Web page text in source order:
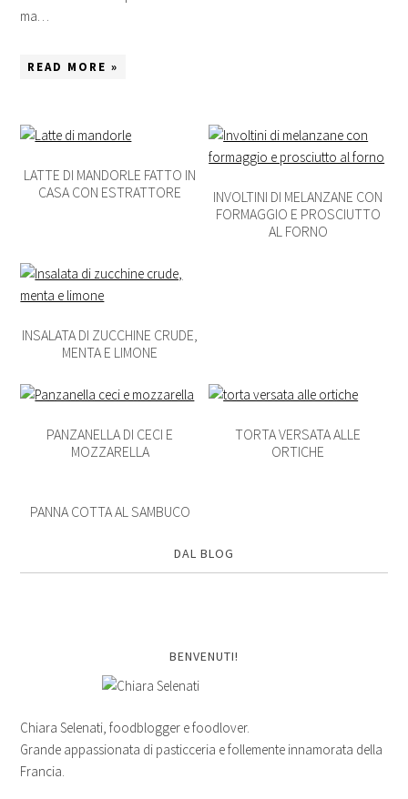
ma…
READ MORE »
LATTE DI MANDORLE FATTO IN
CASA CON ESTRATTORE
INVOLTINI DI MELANZANE CON
FORMAGGIO E PROSCIUTTO
AL FORNO
INSALATA DI ZUCCHINE CRUDE,
MENTA E LIMONE
PANZANELLA DI CECI E
MOZZARELLA
TORTA VERSATA ALLE
ORTICHE
PANNA COTTA AL SAMBUCO
DAL BLOG
BENVENUTI!
Chiara Selenati, foodblogger e foodlover.
Grande appassionata di pasticceria e follemente innamorata della
Francia.